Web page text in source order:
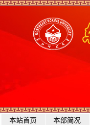
本站首页 本部简况